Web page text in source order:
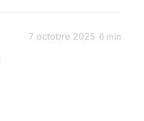
7 octobre 2025 6 min